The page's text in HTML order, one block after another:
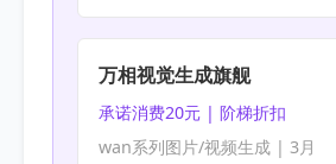
万相视觉生成旗舰
承诺消费20元 | 阶梯折扣
wan系列图片/视频生成 | 3月